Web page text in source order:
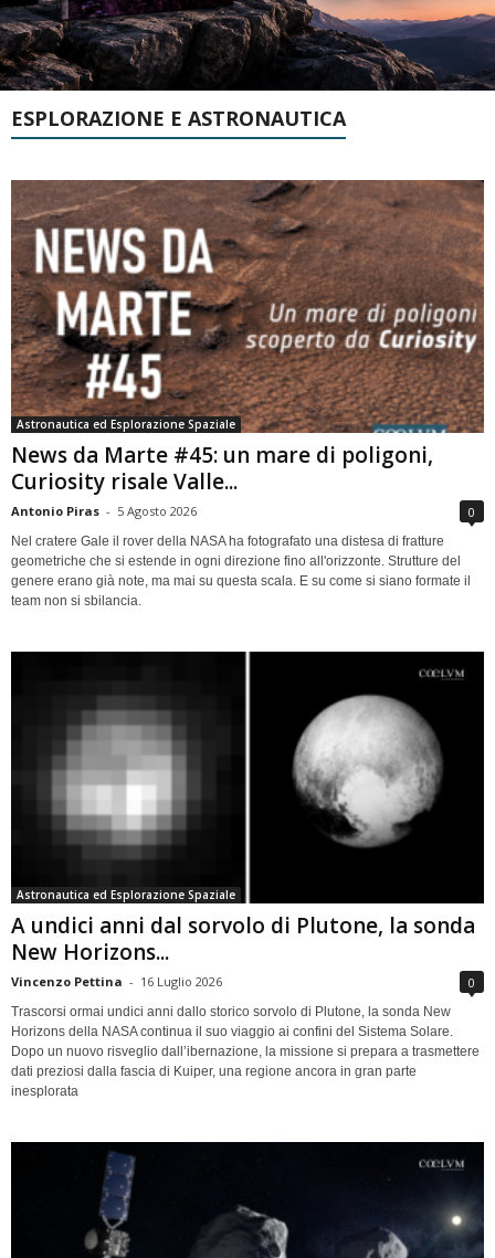
ESPLORAZIONE E ASTRONAUTICA
Astronautica ed Esplorazione Spaziale
News da Marte #45: un mare di poligoni,
Curiosity risale Valle...
Antonio Piras - 5 Agosto 2026 0
Nel cratere Gale il rover della NASA ha fotografato una distesa di fratture
geometriche che si estende in ogni direzione fino all'orizzonte. Strutture del
genere erano già note, ma mai su questa scala. E su come si siano formate il
team non si sbilancia.
Astronautica ed Esplorazione Spaziale
A undici anni dal sorvolo di Plutone, la sonda
New Horizons...
Vincenzo Pettina - 16 Luglio 2026 0
Trascorsi ormai undici anni dallo storico sorvolo di Plutone, la sonda New
Horizons della NASA continua il suo viaggio ai confini del Sistema Solare.
Dopo un nuovo risveglio dall’ibernazione, la missione si prepara a trasmettere
dati preziosi dalla fascia di Kuiper, una regione ancora in gran parte
inesplorata